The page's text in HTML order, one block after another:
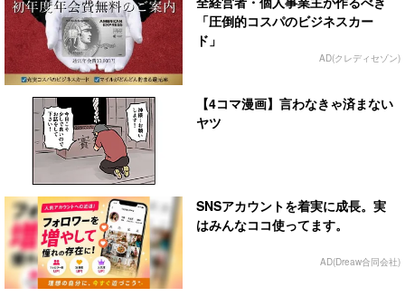
「圧倒的コスパのビジネスカー
ド」
AD(クレディセゾン)
【4コマ漫画】言わなきゃ済まない
ヤツ
SNSアカウントを着実に成長。実
はみんなココ使ってます。
AD(Dreaw合同会社)